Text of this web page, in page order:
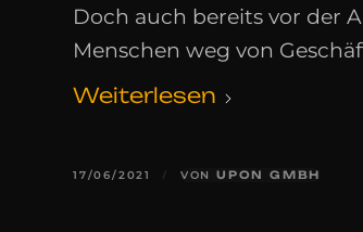
Doch auch bereits vor der
Menschen weg von
Weiterlesen
17/06/2021 / VONUPON GMBH